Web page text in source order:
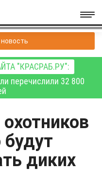
"КРАСРАБ.РУ":
перечислили 32 800
диких